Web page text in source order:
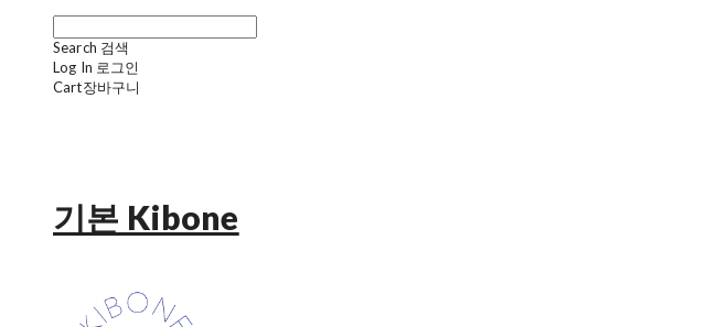
Search 검색
Log In 로그인
Cart장바구니
기본 Kibone